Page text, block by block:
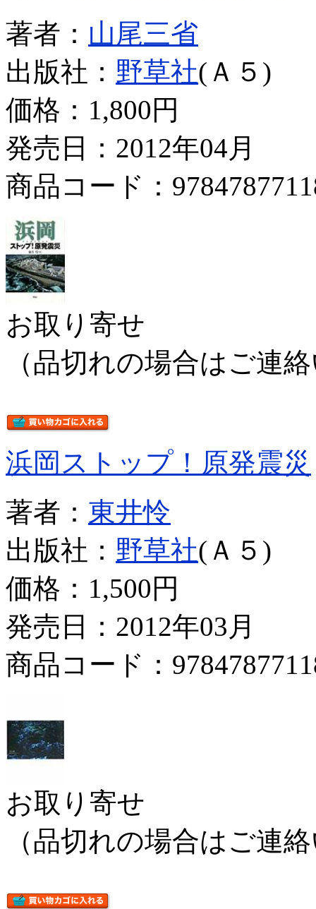
著者： 山尾三省
出版社： 野草社(Ａ５)
価格： 1,800円
発売日：2012年04月
商品コード：
お取り寄せ
（品切れの場合はご連
浜岡ストップ！原発震災
著者： 東井怜
出版社： 野草社(Ａ５)
価格： 1,500円
発売日：2012年03月
商品コード：
お取り寄せ
（品切れの場合はご連